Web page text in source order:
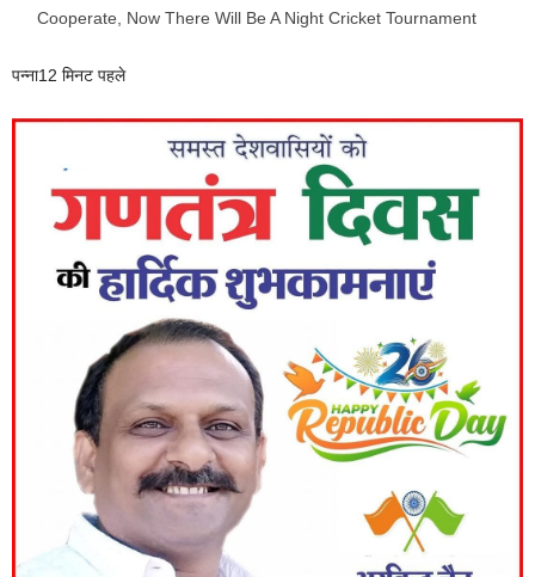
Cooperate, Now There Will Be A Night Cricket Tournament
पन्ना12 मिनट पहले